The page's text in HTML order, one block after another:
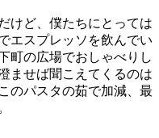
けど、僕たちにとっては
エスプレッソを飲んでい
町の広場でおしゃべりし
ませば聞こえてくるのは
のパスタの茹で加減、最